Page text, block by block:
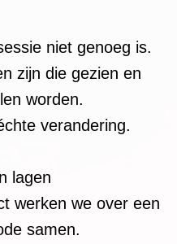
niet genoeg is.
zijn die gezien en
worden.
verandering.
lagen
werken we over een
samen.